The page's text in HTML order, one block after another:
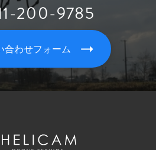
200-9785
合わせフォーム